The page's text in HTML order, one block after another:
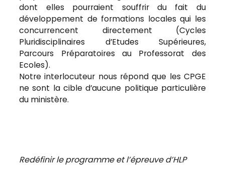
dont elles pourraient souffrir du fait du
développement de formations locales qui les
concurrencent directement (Cycles
Pluridisciplinaires d’Etudes Supérieures,
Parcours Préparatoires au Professorat des
Ecoles).
Notre interlocuteur nous répond que les CPGE
ne sont la cible d’aucune politique particulière
du ministère.
Redéfinir le programme et l’épreuve d’HLP